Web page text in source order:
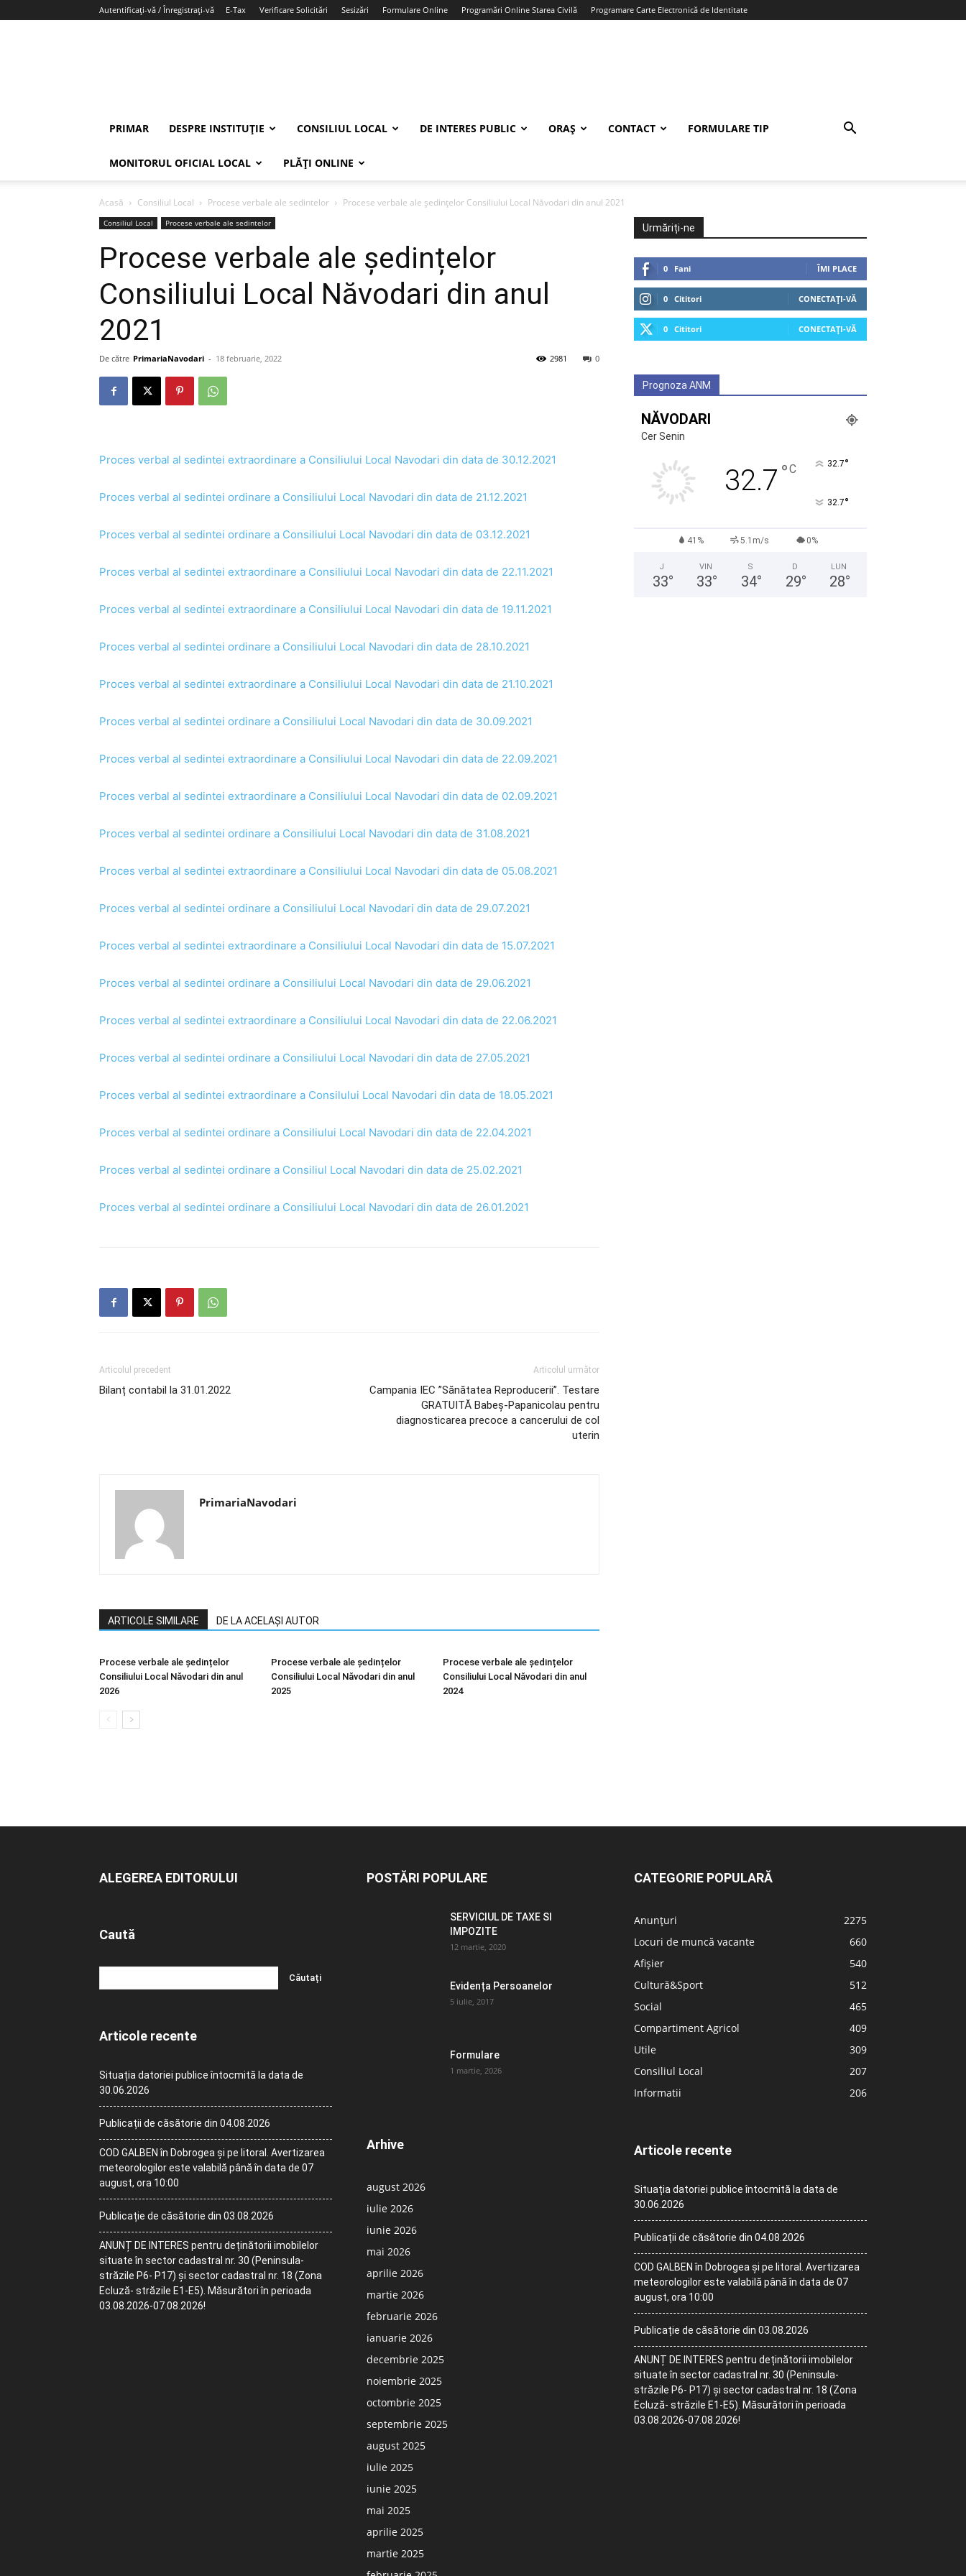
Autentificați-vă / Înregistrați-vă E-Tax Verificare Solicitări Sesizări Formulare Online Programări Online Starea Civilă Programare Carte Electronică de Identitate
PRIMAR DESPRE INSTITUȚIE CONSILIUL LOCAL DE INTERES PUBLIC ORAȘ CONTACT FORMULARE TIP
MONITORUL OFICIAL LOCAL PLĂȚI ONLINE
Acasă Consiliul Local Procese verbale ale sedintelor Procese verbale ale ședințelor Consiliului Local Năvodari din anul 2021
Consiliul Local Procese verbale ale sedintelor
Procese verbale ale ședințelor
Consiliului Local Năvodari din anul
2021
De către PrimariaNavodari - 18 februarie, 2022 0
2981
Proces verbal al sedintei extraordinare a Consiliului Local Navodari din data de 30.12.2021
Proces verbal al sedintei ordinare a Consiliului Local Navodari din data de 21.12.2021
Proces verbal al sedintei ordinare a Consiliului Local Navodari din data de 03.12.2021
Proces verbal al sedintei extraordinare a Consiliului Local Navodari din data de 22.11.2021
Proces verbal al sedintei extraordinare a Consiliului Local Navodari din data de 19.11.2021
Proces verbal al sedintei ordinare a Consiliului Local Navodari din data de 28.10.2021
Proces verbal al sedintei extraordinare a Consiliului Local Navodari din data de 21.10.2021
Proces verbal al sedintei ordinare a Consiliului Local Navodari din data de 30.09.2021
Proces verbal al sedintei extraordinare a Consiliului Local Navodari din data de 22.09.2021
Proces verbal al sedintei extraordinare a Consiliului Local Navodari din data de 02.09.2021
Proces verbal al sedintei ordinare a Consiliului Local Navodari din data de 31.08.2021
Proces verbal al sedintei extraordinare a Consiliului Local Navodari din data de 05.08.2021
Proces verbal al sedintei ordinare a Consiliului Local Navodari din data de 29.07.2021
Proces verbal al sedintei extraordinare a Consiliului Local Navodari din data de 15.07.2021
Proces verbal al sedintei ordinare a Consiliului Local Navodari din data de 29.06.2021
Proces verbal al sedintei extraordinare a Consiliului Local Navodari din data de 22.06.2021
Proces verbal al sedintei ordinare a Consiliului Local Navodari din data de 27.05.2021
Proces verbal al sedintei extraordinare a Consilului Local Navodari din data de 18.05.2021
Proces verbal al sedintei ordinare a Consiliului Local Navodari din data de 22.04.2021
Proces verbal al sedintei ordinare a Consiliul Local Navodari din data de 25.02.2021
Proces verbal al sedintei ordinare a Consiliului Local Navodari din data de 26.01.2021
Articolul precedent
Bilanț contabil la 31.01.2022
Articolul următor
Campania IEC ”Sănătatea Reproducerii”. Testare
GRATUITĂ Babeș-Papanicolau pentru
diagnosticarea precoce a cancerului de col
uterin
PrimariaNavodari
ARTICOLE SIMILARE DE LA ACELAȘI AUTOR
Procese verbale ale ședințelor
Consiliului Local Năvodari din anul
2026
Procese verbale ale ședințelor
Consiliului Local Năvodari din anul
2025
Procese verbale ale ședințelor
Consiliului Local Năvodari din anul
2024
Urmăriți-ne
0 Fani ÎMI PLACE
0 Cititori CONECTAȚI-VĂ
0 Cititori CONECTAȚI-VĂ
Prognoza ANM
NĂVODARI
Cer Senin
32.7 °C 32.7°
32.7°
41% 5.1m/s 0%
J
33°
VIN
33°
S
34°
D
29°
LUN
28°
ALEGEREA EDITORULUI
Caută
Articole recente
Situația datoriei publice întocmită la data de
30.06.2026
Publicații de căsătorie din 04.08.2026
COD GALBEN în Dobrogea și pe litoral. Avertizarea
meteorologilor este valabilă până în data de 07
august, ora 10:00
Publicație de căsătorie din 03.08.2026
ANUNȚ DE INTERES pentru deținătorii imobilelor
situate în sector cadastral nr. 30 (Peninsula-
străzile P6- P17) și sector cadastral nr. 18 (Zona
Ecluză- străzile E1-E5). Măsurători în perioada
03.08.2026-07.08.2026!
POSTĂRI POPULARE
SERVICIUL DE TAXE SI
IMPOZITE
12 martie, 2020
Evidența Persoanelor
5 iulie, 2017
Formulare
1 martie, 2026
Arhive
august 2026
iulie 2026
iunie 2026
mai 2026
aprilie 2026
martie 2026
februarie 2026
ianuarie 2026
decembrie 2025
noiembrie 2025
octombrie 2025
septembrie 2025
august 2025
iulie 2025
iunie 2025
mai 2025
aprilie 2025
martie 2025
CATEGORIE POPULARĂ
Anunțuri
2275
Locuri de muncă vacante
660
Afișier
540
Cultură&Sport
512
Social
465
Compartiment Agricol
409
Utile
309
Consiliul Local
207
Informatii
206
Articole recente
Situația datoriei publice întocmită la data de
30.06.2026
Publicații de căsătorie din 04.08.2026
COD GALBEN în Dobrogea și pe litoral. Avertizarea
meteorologilor este valabilă până în data de 07
august, ora 10:00
Publicație de căsătorie din 03.08.2026
ANUNȚ DE INTERES pentru deținătorii imobilelor
situate în sector cadastral nr. 30 (Peninsula-
străzile P6- P17) și sector cadastral nr. 18 (Zona
Ecluză- străzile E1-E5). Măsurători în perioada
03.08.2026-07.08.2026!